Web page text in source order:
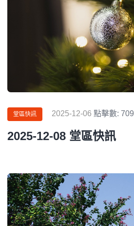
堂區快訊 2025-12-06 點擊數: 709
2025-12-08 堂區快訊